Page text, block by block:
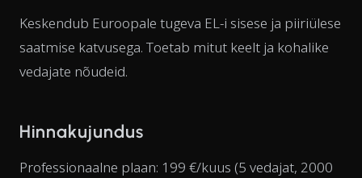
Keskendub Euroopale tugeva EL-i sisese ja piiriülese
saatmise katvusega. Toetab mitut keelt ja kohalike
vedajate nõudeid.
Hinnakujundus
Professionaalne plaan: 199 €/kuus (5 vedajat, 2000